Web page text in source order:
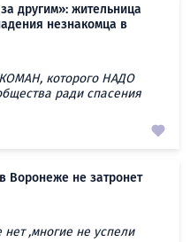
другим»: жительница
незнакомца в
которого НАДО
ради спасения
Воронеже не затронет
,многие не успели